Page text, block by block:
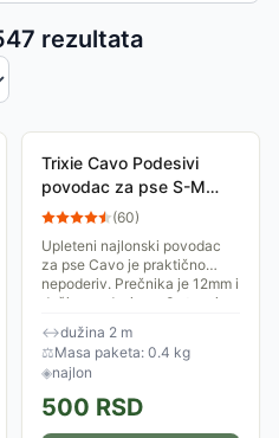
rezultata
Trixie Cavo Podesivi
povodac za pse S-M
red/silver 14353
(60)
Upleteni najlonski povodac
za pse Cavo je praktično
nepoderiv. Prečnika je 12mm i
dužine podesive u 3 stupnja
S-M.
↔dužina 2 m
⚖Masa paketa: 0.4 kg
◈najlon
500 RSD